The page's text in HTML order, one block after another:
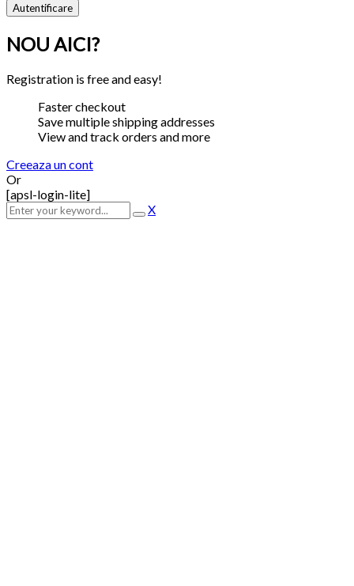
NOU AICI?
Registration is free and easy!
Faster checkout
Save multiple shipping addresses
View and track orders and more
Creeaza un cont
Or
[apsl-login-lite]
X